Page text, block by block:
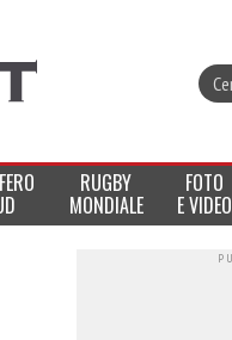
RUGBY
MONDIALE
FOTO
E VIDEO